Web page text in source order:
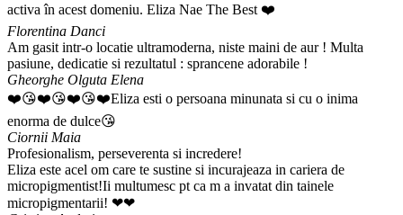
activa în acest domeniu. Eliza Nae The Best ❤️
Florentina Danci
Am gasit intr-o locatie ultramoderna, niste maini de aur ! Multa
pasiune, dedicatie si rezultatul : sprancene adorabile !
Gheorghe Olguta Elena
❤️😘❤️😘❤️😘❤️Eliza esti o persoana minunata si cu o inima
enorma de dulce😘
Ciornii Maia
Profesionalism, perseverenta si incredere!
Eliza este acel om care te sustine si incurajeaza in cariera de
micropigmentist!Ii multumesc pt ca m a invatat din tainele
micropigmentarii! ❤❤